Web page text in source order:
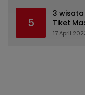
5
3
Tiket
17 April